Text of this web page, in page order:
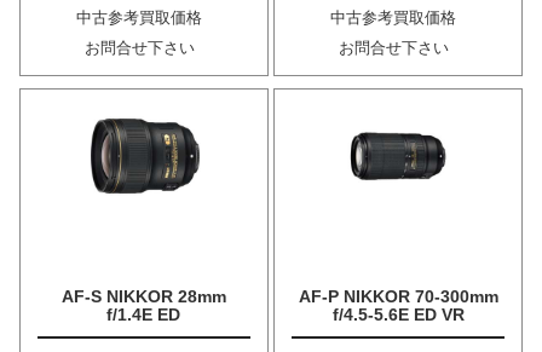
中古参考買取価格
お問合せ下さい
中古参考買取価格
お問合せ下さい
AF-S NIKKOR 28mm
f/1.4E ED
AF-P NIKKOR 70-300mm
f/4.5-5.6E ED VR